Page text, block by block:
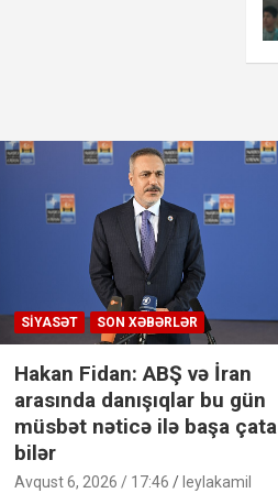
SIYASƏT SON XƏBƏRLƏR
Hakan Fidan: ABŞ və İran
arasında danışıqlar bu gün
müsbət nəticə ilə başa çata
bilər
Avqust 6, 2026 / 17:46 leylakamil